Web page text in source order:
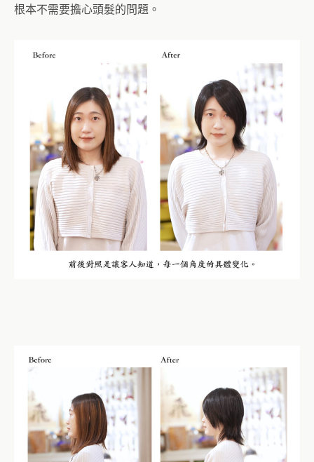
根本不需要擔心頭髮的問題。